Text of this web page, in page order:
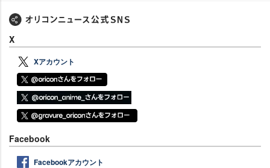
X
Xアカウント
Facebook
Facebookアカウント